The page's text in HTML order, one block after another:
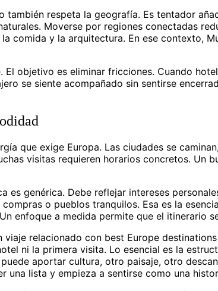
también respeta la geografía. Es tentador
Moverse por regiones conectadas
comida y la arquitectura. En ese contexto,
objetivo es eliminar fricciones. Cuando
se siente acompañado sin sentirse
que exige Europa. Las ciudades se
visitas requieren horarios concretos. Un
es genérica. Debe reflejar intereses
o pueblos tranquilos. Esa es la
enfoque a medida permite que el itinerario
viaje relacionado con best Europe
ni la primera visita. Lo esencial es la
aportar cultura, otro paisaje, otro
una lista y empieza a sentirse como una